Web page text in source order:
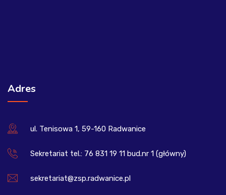
Adres
ul. Tenisowa 1, 59-160 Radwanice
Sekretariat tel.: 76 831 19 11 bud.nr 1 (główny)
sekretariat@zsp.radwanice.pl